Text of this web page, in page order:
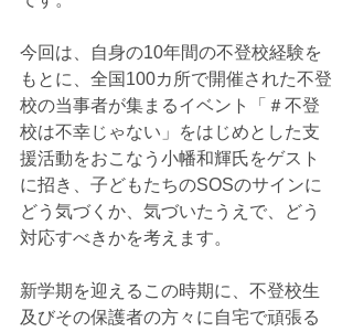
今回は、自身の10年間の不登校経験を
もとに、全国100カ所で開催された不登
校の当事者が集まるイベント「＃不登
校は不幸じゃない」をはじめとした支
援活動をおこなう小幡和輝氏をゲスト
に招き、子どもたちのSOSのサインに
どう気づくか、気づいたうえで、どう
対応すべきかを考えます。
新学期を迎えるこの時期に、不登校生
及びその保護者の方々に自宅で頑張る